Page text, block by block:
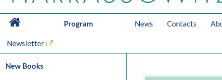
Program News Contacts
Newsletter
New Books